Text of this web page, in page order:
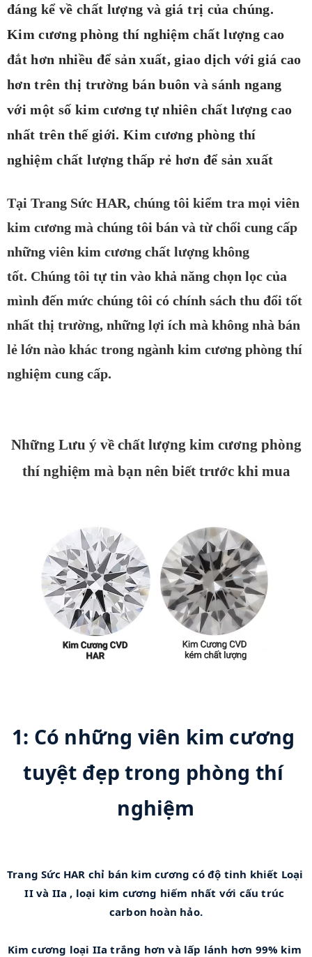
Kim cương phòng thí nghiệm chất lượng cao
đắt hơn nhiều để sản xuất, giao dịch với giá cao
hơn trên thị trường bán buôn và sánh ngang
với một số kim cương tự nhiên chất lượng cao
nhất trên thế giới. Kim cương phòng thí
nghiệm chất lượng thấp rẻ hơn để sản xuất
Tại Trang Sức HAR, chúng tôi kiểm tra mọi viên
kim cương mà chúng tôi bán và từ chối cung cấp
những viên kim cương chất lượng không
tốt. Chúng tôi tự tin vào khả năng chọn lọc của
mình đến mức chúng tôi có chính sách thu đổi tốt
nhất thị trường, những lợi ích mà không nhà bán
lẻ lớn nào khác trong ngành kim cương phòng thí
nghiệm cung cấp.
Những Lưu ý về chất lượng kim cương phòng
thí nghiệm mà bạn nên biết trước khi mua
1: Có những viên kim cương
tuyệt đẹp trong phòng thí
nghiệm
Trang Sức HAR chỉ bán kim cương có độ tinh khiết Loại
II và IIa , loại kim cương hiếm nhất với cấu trúc
carbon hoàn hảo.
Kim cương loại IIa trắng hơn và lấp lánh hơn 99% kim